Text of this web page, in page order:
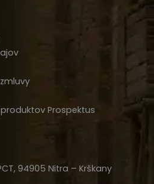
Prospektus
94905 Nitra – Krškany